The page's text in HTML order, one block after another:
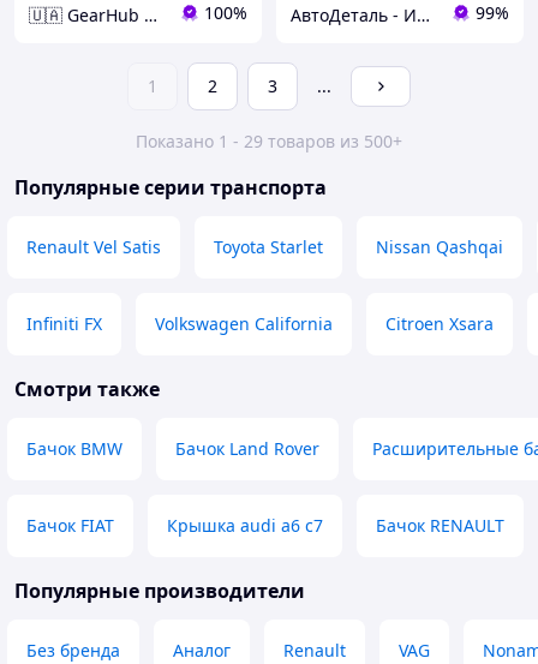
🇺🇦 GearHub 🇺🇦 100% АвтоДеталь - Интернет-магазин запчастей 99%
1 2 3 ...
Показано 1 - 29 товаров из 500+
Популярные серии транспорта
Renault Vel Satis Toyota Starlet Nissan Qashqai
Infiniti FX Volkswagen California Citroen Xsara
Смотри также
Бачок BMW Бачок Land Rover Расширительные
Бачок FIAT Крышка audi a6 c7 Бачок RENAULT
Популярные производители
Без бренда Аналог Renault VAG